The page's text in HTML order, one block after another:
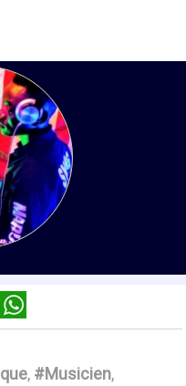
, #Musicien,